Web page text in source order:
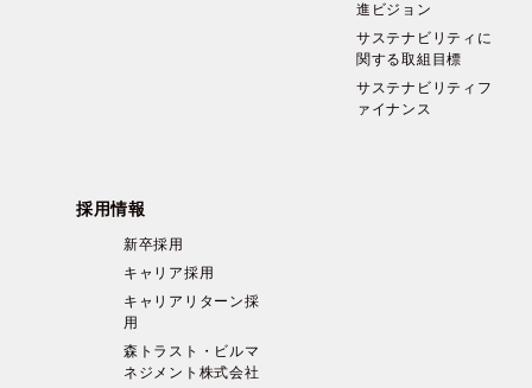
進ビジョン
サステナビリティに
関する取組目標
サステナビリティフ
ァイナンス
採用情報
新卒採用
キャリア採用
キャリアリターン採
用
森トラスト・ビルマ
ネジメント株式会社